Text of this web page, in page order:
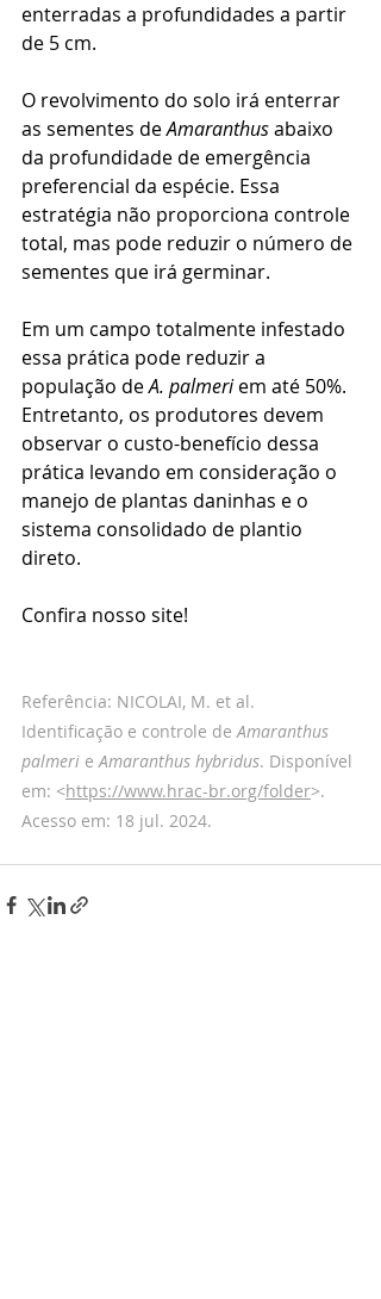
enterradas a profundidades a partir
de 5 cm.
O revolvimento do solo irá enterrar
as sementes de Amaranthus abaixo
da profundidade de emergência
preferencial da espécie. Essa
estratégia não proporciona controle
total, mas pode reduzir o número de
sementes que irá germinar.
Em um campo totalmente infestado
essa prática pode reduzir a
população de A. palmeri em até 50%.
Entretanto, os produtores devem
observar o custo-benefício dessa
prática levando em consideração o
manejo de plantas daninhas e o
sistema consolidado de plantio
direto.
Confira nosso site!
Referência: NICOLAI, M. et al.
Identificação e controle de Amaranthus
palmeri e Amaranthus hybridus. Disponível
em: <https://www.hrac-br.org/folder>.
Acesso em: 18 jul. 2024.